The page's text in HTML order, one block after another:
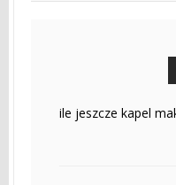
ile jeszcze kapel